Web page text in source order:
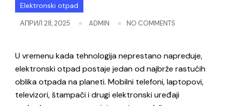
Elektronski otpad
АПРИЛ 28, 2025 ADMIN NO COMMENTS
U vremenu kada tehnologija neprestano napreduje,
elektronski otpad postaje jedan od najbrže rastućih
oblika otpada na planeti. Mobilni telefoni, laptopovi,
televizori, štampači i drugi elektronski uređaji